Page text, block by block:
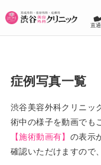
直
症例写真一覧
渋谷美容外科クリニッ
術中の様子を動画でも
【施術動画有】 の表示
確認いただけますので